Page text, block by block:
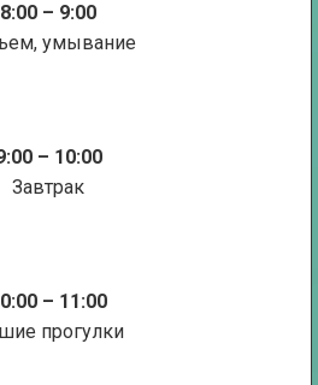
8:00 – 9:00
умывание
– 10:00
Завтрак
– 11:00
прогулки